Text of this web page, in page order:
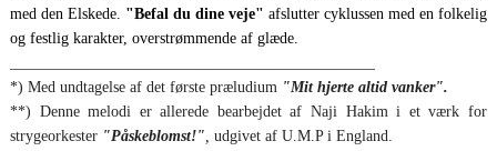
med den Elskede. "Befal du dine veje" afslutter cyklussen med en folkelig
og festlig karakter, overstrømmende af glæde.
*) Med undtagelse af det første præludium "Mit hjerte altid vanker".
**) Denne melodi er allerede bearbejdet af Naji Hakim i et værk for
strygeorkester "Påskeblomst!", udgivet af U.M.P i England.